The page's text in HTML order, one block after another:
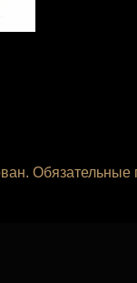
Обязательные